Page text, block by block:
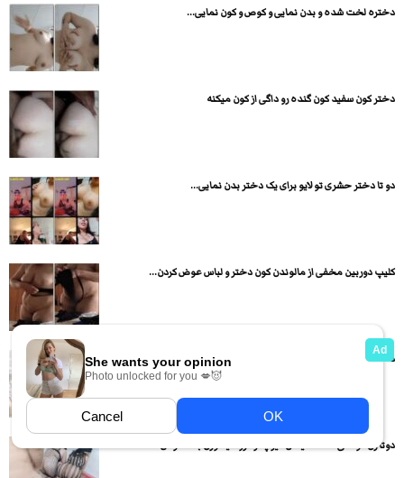
دختره لخت شده و بدن نمایی و کوص و کون نمایی...
دختر کون سفید کون گنده رو داگی از کون میکنه
دو تا دختر حشری تو لایو برای یک دختر بدن نمایی...
کلیپ دوربین مخفی از مالوندن کون دختر و لباس عوض کردن...
دختره قشنگ رو مبل ساک میزنه بعد داگی باهم سکس میکنن
دوتا زن گوشتی حمله میکنن کیر پسره رو میخورن بعد کوص...